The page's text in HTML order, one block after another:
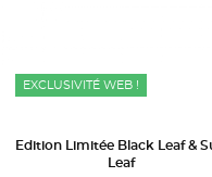
EXCLUSIVITÉ WEB !
Edition Limitée Black Leaf &
Leaf